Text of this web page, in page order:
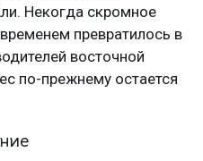
Некогда скромное
превратилось в
восточной
по-прежнему остается